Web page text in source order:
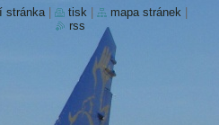
stránka tisk mapa stránek
rss